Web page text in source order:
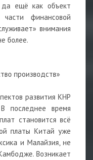
ещё как объект
финансовой
внимания
более.
производств»
развития КНР
последнее время
становится всё
платы Китай уже
и Малайзия, не
Возникает